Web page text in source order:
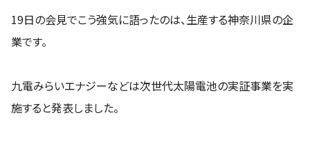
19日の会見でこう強気に語ったのは、生産する神奈川県の企
業です。
九電みらいエナジーなどは次世代太陽電池の実証事業を実
施すると発表しました。